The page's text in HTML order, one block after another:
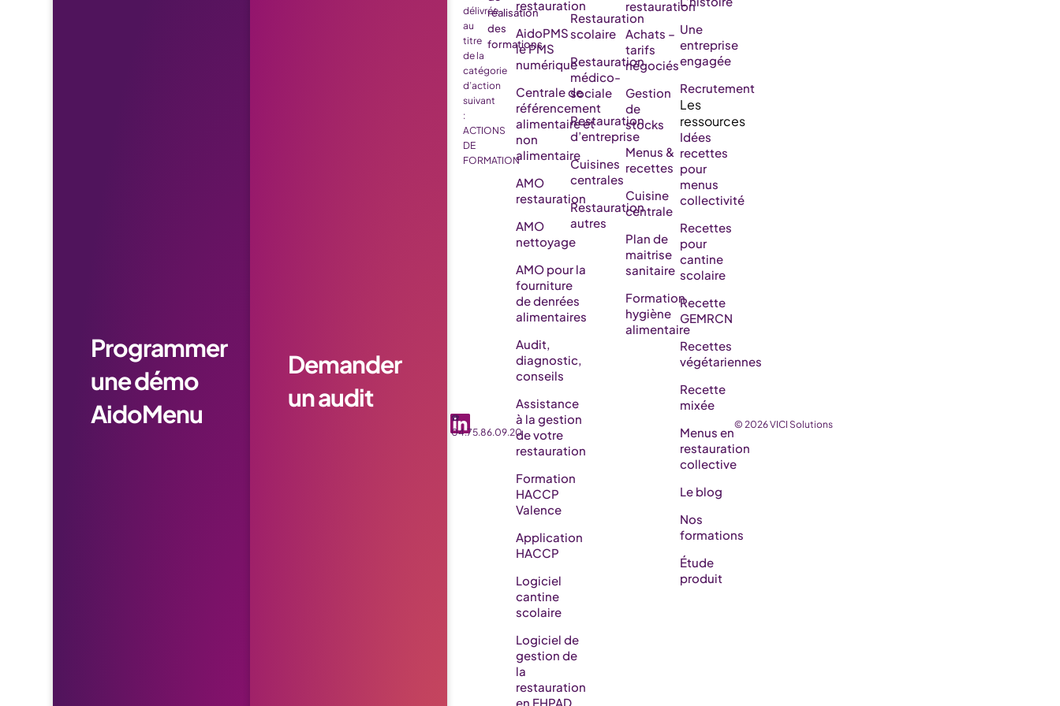
Programmer
une démo
AidoMenu
Demander
un audit
☎️
04.75.86.09.20
délivrée
au
titre
de la
catégorie
d’action
suivant
:
ACTIONS
DE
FORMATION
réalisation
des
formations
restauration
AidoPMS
le PMS
numérique
Centrale de
référencement
alimentaire et
non
alimentaire
AMO
restauration
AMO
nettoyage
AMO pour la
fourniture
de denrées
alimentaires
Audit,
diagnostic,
conseils
Assistance
à la gestion
de votre
restauration
Formation
HACCP
Valence
Application
HACCP
Logiciel
cantine
scolaire
Logiciel de
gestion de
la
restauration
en EHPAD​
Restauration
scolaire
Restauration
médico-
sociale
Restauration
d’entreprise
Cuisines
centrales
Restauration
autres
restauration
Achats –
tarifs
négociés
Gestion
de
stocks
Menus &
recettes
Cuisine
centrale
Plan de
maitrise
sanitaire
Formation
hygiène
alimentaire
Une
entreprise
engagée
Recrutement
Idées
recettes
pour
menus
collectivité
Recettes
pour
cantine
scolaire
Recette
GEMRCN
Recettes
végétariennes
Recette
mixée
Menus en
restauration
collective
Le blog
Nos
formations
Étude
produit
© 2026 VICI Solutions